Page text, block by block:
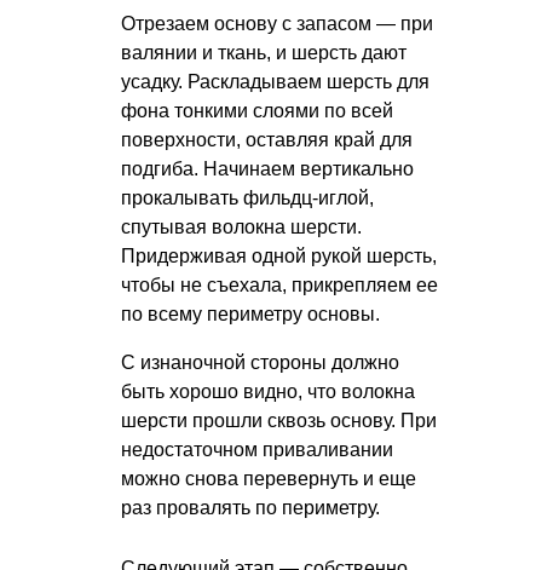
Отрезаем основу с запасом — при
валянии и ткань, и шерсть дают
усадку. Раскладываем шерсть для
фона тонкими слоями по всей
поверхности, оставляя край для
подгиба. Начинаем вертикально
прокалывать фильдц-иглой,
спутывая волокна шерсти.
Придерживая одной рукой шерсть,
чтобы не съехала, прикрепляем ее
по всему периметру основы.
С изнаночной стороны должно
быть хорошо видно, что волокна
шерсти прошли сквозь основу. При
недостаточном приваливании
можно снова перевернуть и еще
раз провалять по периметру.